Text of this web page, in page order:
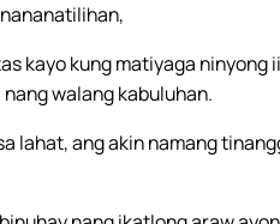
kayo kung matiyaga
walang kabuluhan.
lahat, ang akin namang